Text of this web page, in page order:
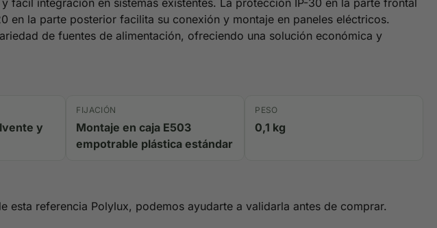
fácil integración en sistemas existentes. La protección IP-30 en la parte frontal
en la parte posterior facilita su conexión y montaje en paneles eléctricos.
de fuentes de alimentación, ofreciendo una solución económica y
y
FIJACIÓN
Montaje en caja E503
empotrable plástica estándar
PESO
0,1 kg
referencia Polylux, podemos ayudarte a validarla antes de comprar.